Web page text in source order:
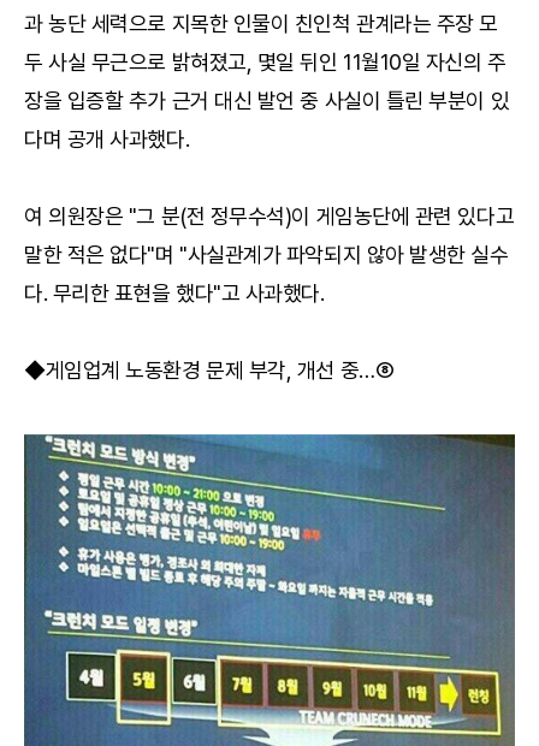
과 농단 세력으로 지목한 인물이 친인척 관계라는 주장 모
두 사실 무근으로 밝혀졌고, 몇일 뒤인 11월10일 자신의 주
장을 입증할 추가 근거 대신 발언 중 사실이 틀린 부분이 있
다며 공개 사과했다.
여 의원장은 "그 분(전 정무수석)이 게임농단에 관련 있다고
말한 적은 없다"며 "사실관계가 파악되지 않아 발생한 실수
다. 무리한 표현을 했다"고 사과했다.
◆게임업계 노동환경 문제 부각, 개선 중…⑧